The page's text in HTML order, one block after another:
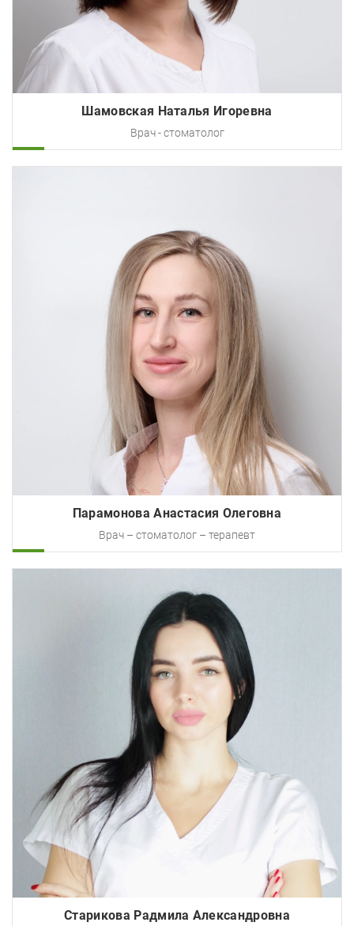
Шамовская Наталья Игоревна
Врач - стоматолог
Парамонова Анастасия Олеговна
Врач – стоматолог – терапевт
Старикова Радмила Александровна